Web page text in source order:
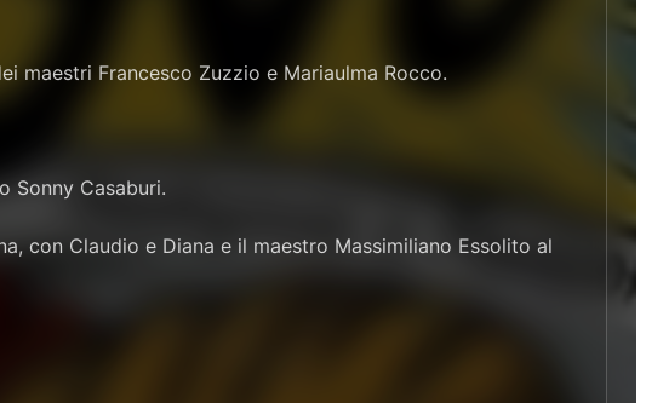
maestri Francesco Zuzzio e Mariaulma Rocco.
Sonny Casaburi.
con Claudio e Diana e il maestro Massimiliano Essolito al